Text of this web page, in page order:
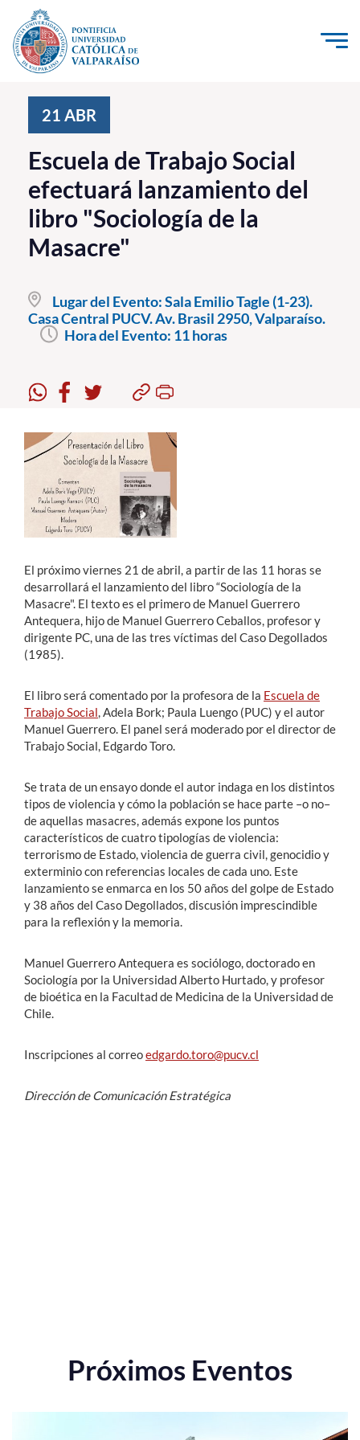
Click acá para ir directamente al contenido
Investigación, Creación e Innovación
PUCV Internacional
Vinculación con el Medio
Admisión
Pregrado
Postgrado
Estudiantes
Académicos
Funcionarios
Alumni
21 ABR
Escuela de Trabajo Social
efectuará lanzamiento del
libro "Sociología de la
Masacre"
Lugar del Evento:Sala Emilio Tagle (1-23).
Casa Central PUCV. Av. Brasil 2950, Valparaíso.
Hora del Evento: 11 horas
El próximo viernes 21 de abril, a partir de las 11 horas se
desarrollará el lanzamiento del libro “Sociología de la
Masacre". El texto es el primero de Manuel Guerrero
Antequera, hijo de Manuel Guerrero Ceballos, profesor y
dirigente PC, una de las tres víctimas del Caso Degollados
(1985).
El libro será comentado por la profesora de la Escuela de
Trabajo Social, Adela Bork; Paula Luengo (PUC) y el autor
Manuel Guerrero. El panel será moderado por el director de
Trabajo Social, Edgardo Toro.
Se trata de un ensayo donde el autor indaga en los distintos
tipos de violencia y cómo la población se hace parte –o no–
de aquellas masacres, además expone los puntos
característicos de cuatro tipologías de violencia:
terrorismo de Estado, violencia de guerra civil, genocidio y
exterminio con referencias locales de cada uno. Este
lanzamiento se enmarca en los 50 años del golpe de Estado
y 38 años del Caso Degollados, discusión imprescindible
para la reflexión y la memoria.
Manuel Guerrero Antequera es sociólogo, doctorado en
Sociología por la Universidad Alberto Hurtado, y profesor
de bioética en la Facultad de Medicina de la Universidad de
Chile.
Inscripciones al correoedgardo.toro@pucv.cl
Dirección de Comunicación Estratégica
Próximos Eventos